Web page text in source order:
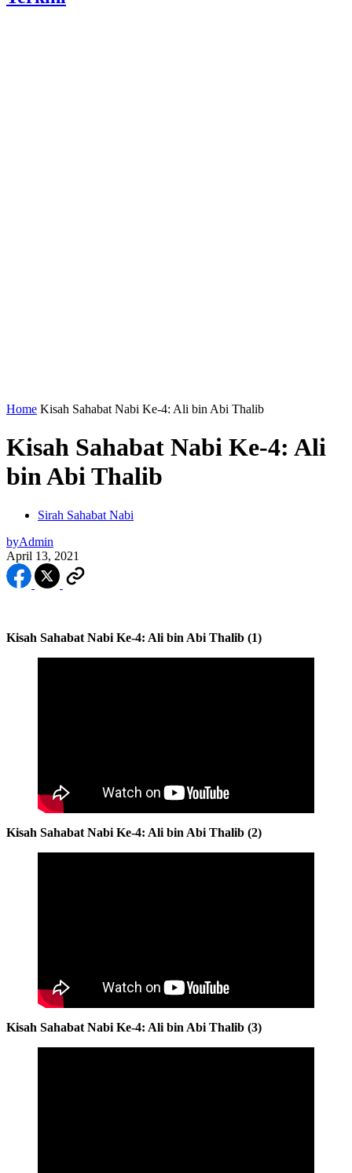
Home Kisah Sahabat Nabi Ke-4: Ali bin Abi Thalib
Kisah Sahabat Nabi Ke-4: Ali
bin Abi Thalib
Sirah Sahabat Nabi
byAdmin
April 13, 2021
Kisah Sahabat Nabi Ke-4: Ali bin Abi Thalib (1)
Kisah Sahabat Nabi Ke-4: Ali bin Abi Thalib (2)
Kisah Sahabat Nabi Ke-4: Ali bin Abi Thalib (3)